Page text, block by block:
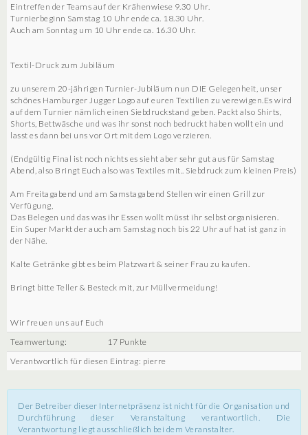
Eintreffen der Teams auf der Krähenwiese 9.30 Uhr.
Turnierbeginn Samstag 10 Uhr ende ca. 18.30 Uhr.
Auch am Sonntag um 10 Uhr ende ca. 16.30 Uhr.
Textil-Druck zum Jubiläum
zu unserem 20-jährigen Turnier-Jubiläum nun DIE Gelegenheit, unser
schönes Hamburger Jugger Logo auf euren Textilien zu verewigen.Es wird
auf dem Turnier nämlich einen Siebdruckstand geben. Packt also Shirts,
Shorts, Bettwäsche und was ihr sonst noch bedruckt haben wollt ein und
lasst es dann bei uns vor Ort mit dem Logo verzieren.
(Endgültig Final ist noch nichts es sieht aber sehr gut aus für Samstag
Abend, also Bringt Euch also was Textiles mit.. Siebdruck zum kleinen Preis)
Am Freitagabend und am Samstagabend Stellen wir einen Grill zur
Verfügung,
Das Belegen und das was ihr Essen wollt müsst ihr selbst organisieren.
Ein Super Markt der auch am Samstag noch bis 22 Uhr auf hat ist ganz in
der Nähe.
Kalte Getränke gibt es beim Platzwart & seiner Frau zu kaufen.
Bringt bitte Teller & Besteck mit, zur Müllvermeidung!
Wir freuen uns auf Euch
Teamwertung:
17 Punkte
Verantwortlich für diesen Eintrag: pierre
Der Betreiber dieser Internetpräsenz ist nicht für die Organisation und
Durchführung dieser Veranstaltung verantwortlich. Die
Verantwortung liegt ausschließlich bei dem Veranstalter.